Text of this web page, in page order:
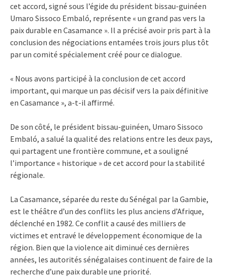
cet accord, signé sous l’égide du président bissau-guinéen
Umaro Sissoco Embaló, représente « un grand pas vers la
paix durable en Casamance ». Il a précisé avoir pris part à la
conclusion des négociations entamées trois jours plus tôt
par un comité spécialement créé pour ce dialogue.
« Nous avons participé à la conclusion de cet accord
important, qui marque un pas décisif vers la paix définitive
en Casamance », a-t-il affirmé.
De son côté, le président bissau-guinéen, Umaro Sissoco
Embaló, a salué la qualité des relations entre les deux pays,
qui partagent une frontière commune, et a souligné
l’importance « historique » de cet accord pour la stabilité
régionale.
La Casamance, séparée du reste du Sénégal par la Gambie,
est le théâtre d’un des conflits les plus anciens d’Afrique,
déclenché en 1982. Ce conflit a causé des milliers de
victimes et entravé le développement économique de la
région. Bien que la violence ait diminué ces dernières
années, les autorités sénégalaises continuent de faire de la
recherche d’une paix durable une priorité.